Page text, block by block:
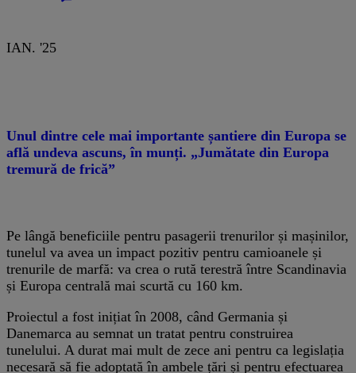
IAN. '25
Unul dintre cele mai importante șantiere din Europa se
află undeva ascuns, în munți. „Jumătate din Europa
tremură de frică”
Pe lângă beneficiile pentru pasagerii trenurilor și mașinilor,
tunelul va avea un impact pozitiv pentru camioanele și
trenurile de marfă: va crea o rută terestră între Scandinavia
și Europa centrală mai scurtă cu 160 km.
Proiectul a fost inițiat în 2008, când Germania și
Danemarca au semnat un tratat pentru construirea
tunelului. A durat mai mult de zece ani pentru ca legislația
necesară să fie adoptată în ambele țări și pentru efectuarea